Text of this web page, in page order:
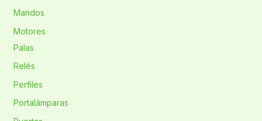
Mandos
Motores
Palas
Relés
Perfiles
Portalámparas